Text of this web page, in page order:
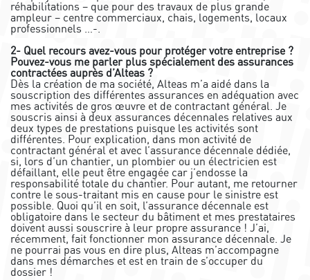
réhabilitations – que pour des travaux de plus grande
ampleur – centre commerciaux, chais, logements, locaux
professionnels …-.
2- Quel recours avez-vous pour protéger votre entreprise ?
Pouvez-vous me parler plus spécialement des assurances
contractées auprès d’Alteas ?
Dès la création de ma société, Alteas m’a aidé dans la
souscription des différentes assurances en adéquation avec
mes activités de gros œuvre et de contractant général. Je
souscris ainsi à deux assurances décennales relatives aux
deux types de prestations puisque les activités sont
différentes. Pour explication, dans mon activité de
contractant général et avec l’assurance décennale dédiée,
si, lors d’un chantier, un plombier ou un électricien est
défaillant, elle peut être engagée car j’endosse la
responsabilité totale du chantier. Pour autant, me retourner
contre le sous-traitant mis en cause pour le sinistre est
possible. Quoi qu’il en soit, l’assurance décennale est
obligatoire dans le secteur du bâtiment et mes prestataires
doivent aussi souscrire à leur propre assurance ! J’ai,
récemment, fait fonctionner mon assurance décennale. Je
ne pourrai pas vous en dire plus, Alteas m’accompagne
dans mes démarches et est en train de s’occuper du
dossier !